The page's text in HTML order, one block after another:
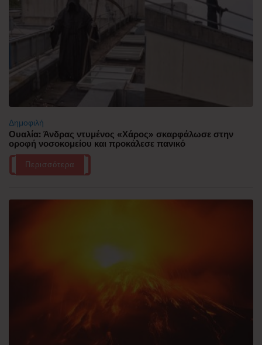
Δημοφιλή
Ουαλία: Άνδρας ντυμένος «Χάρος» σκαρφάλωσε στην
οροφή νοσοκομείου και προκάλεσε πανικό
Περισσότερα